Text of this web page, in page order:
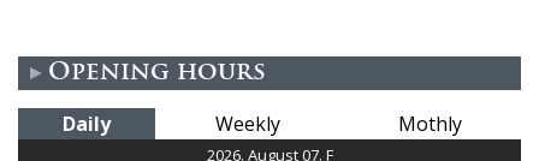
s
Opening hours
Daily Weekly Mothly
2026. August 07. F